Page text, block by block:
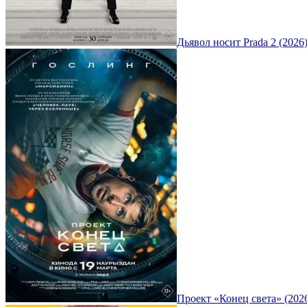
Дьявол носит Prada 2 (2026)
Проект «Конец света»